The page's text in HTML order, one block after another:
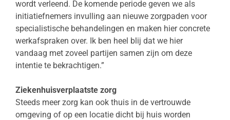
wordt verleend. De komende periode geven we als
initiatiefnemers invulling aan nieuwe zorgpaden voor
specialistische behandelingen en maken hier concrete
werkafspraken over. Ik ben heel blij dat we hier
vandaag met zoveel partijen samen zijn om deze
intentie te bekrachtigen.”
Ziekenhuisverplaatste zorg
Steeds meer zorg kan ook thuis in de vertrouwde
omgeving of op een locatie dicht bij huis worden